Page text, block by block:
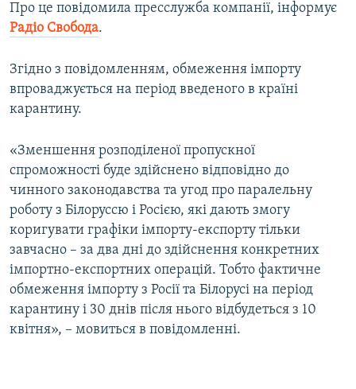
Про це повідомила пресслужба компанії, інформує
Радіо Свобода.
Згідно з повідомленням, обмеження імпорту
впроваджується на період введеного в країні
карантину.
«Зменшення розподіленої пропускної
спроможності буде здійснено відповідно до
чинного законодавства та угод про паралельну
роботу з Білоруссю і Росією, які дають змогу
коригувати графіки імпорту-експорту тільки
завчасно – за два дні до здійснення конкретних
імпортно-експортних операцій. Тобто фактичне
обмеження імпорту з Росії та Білорусі на період
карантину і 30 днів після нього відбудеться з 10
квітня», – мовиться в повідомленні.